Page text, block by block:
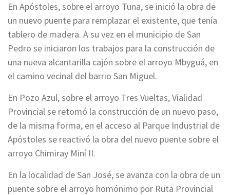
En Apóstoles, sobre el arroyo Tuna, se inició la obra de
un nuevo puente para remplazar el existente, que tenía
tablero de madera. A su vez en el municipio de San
Pedro se iniciaron los trabajos para la construcción de
una nueva alcantarilla cajón sobre el arroyo Mbyguá, en
el camino vecinal del barrio San Miguel.
En Pozo Azul, sobre el arroyo Tres Vueltas, Vialidad
Provincial se retomó la construcción de un nuevo paso,
de la misma forma, en el acceso al Parque Industrial de
Apóstoles se reactivó la obra del nuevo puente sobre el
arroyo Chimiray Miní II.
En la localidad de San José, se avanza con la obra de un
puente sobre el arroyo homónimo por Ruta Provincial